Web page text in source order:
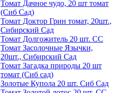
Томат Дачное чудо, 20 шт томат
(Сиб Сад)
Томат Доктор Грин томат, 20шт.,
Сибирский Сад
Томат Долгожитель 20 шт. СС
Томат Засолочные Язычки,
20шт., Сибирский Сад
Томат Загадка природы 20 шт
томат (Сиб сад)
Золотые Купола 20 шт. Сиб Сад